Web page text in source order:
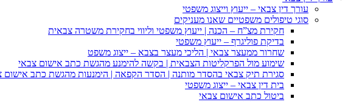
עורך דין צבאי – ייעוץ וייצוג משפטי
סוגי טיפולים משפטיים שאנו מעניקים
חקירת מצ”ח – הכנה | ייעוץ משפטי וליווי בחקירת משטרה צבאית
בדיקת פוליגרף – ייעוץ משפטי
שחרור ממעצר צבאי | הליכי מעצר בצבא – ייצוג משפט
שימוע מול הפרקליטות הצבאית | בקשה להימנע מהגשת כתב אישום צבאי
סגירת תיק צבאי בהסדר מותנה | הסדר הקפאה | הימנעות מהגשת כתב אישום
בית דין צבאי – ייצוג משפטי
ביטול כתב אישום צבאי